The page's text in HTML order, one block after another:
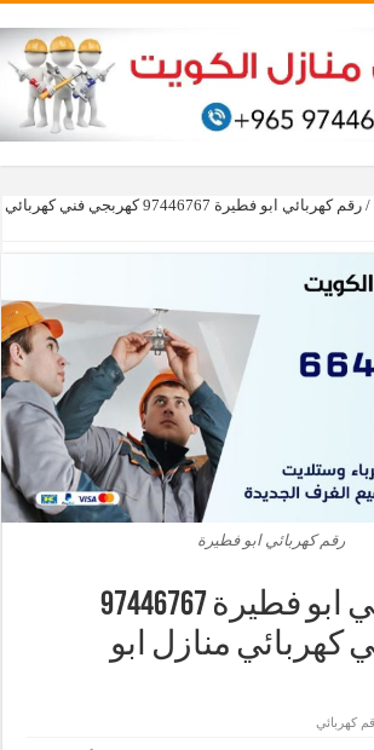
/
رقم كهربائي ابو فطيرة 97446767‬ كهربجي فني كهربائي
رقم كهربائي ابو فطيرة
كهربائي منازل ابو
كهربائي